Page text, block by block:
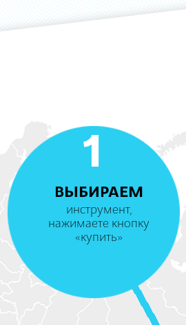
1
ВЫБИРАЕМ
инструмент,
нажимаете кнопку
«купить»